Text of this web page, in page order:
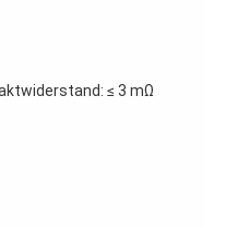
≤ 3 mΩ